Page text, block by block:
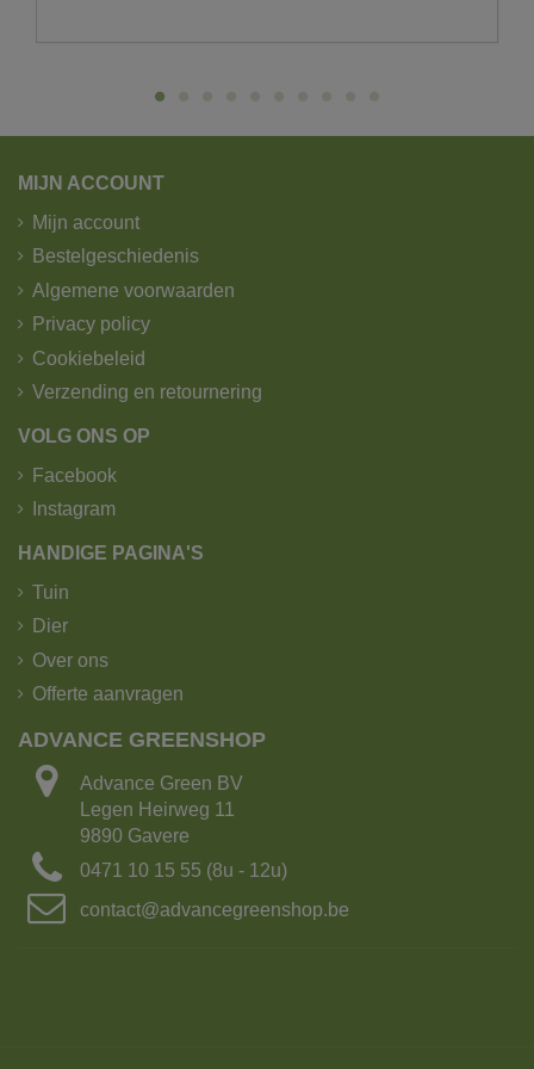
pakjesdienst?
Wij verzenden pakketjes tot 25kg.
door GLS.
1. Standaard levering - trekker -
kipoplegger met kraan.
De kipoplegger heeft het grootste laadvermogen!
Laadvermogen: 25 ton of 15m³ grond
Aantal Big bags: 15
Breedte: 2.70m
Met kraanarm
MIJN ACCOUNT
Mijn account
Bestelgeschiedenis
Algemene voorwaarden
Privacy policy
Cookiebeleid
Verzending en retournering
VOLG ONS OP
Facebook
Instagram
HANDIGE PAGINA'S
Tuin
Dier
Over ons
Offerte aanvragen
ADVANCE GREENSHOP
Advance Green BV
Legen Heirweg 11
9890 Gavere
0471 10 15 55 (8u - 12u)
contact@advancegreenshop.be